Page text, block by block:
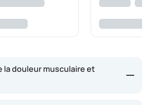
la douleur musculaire et